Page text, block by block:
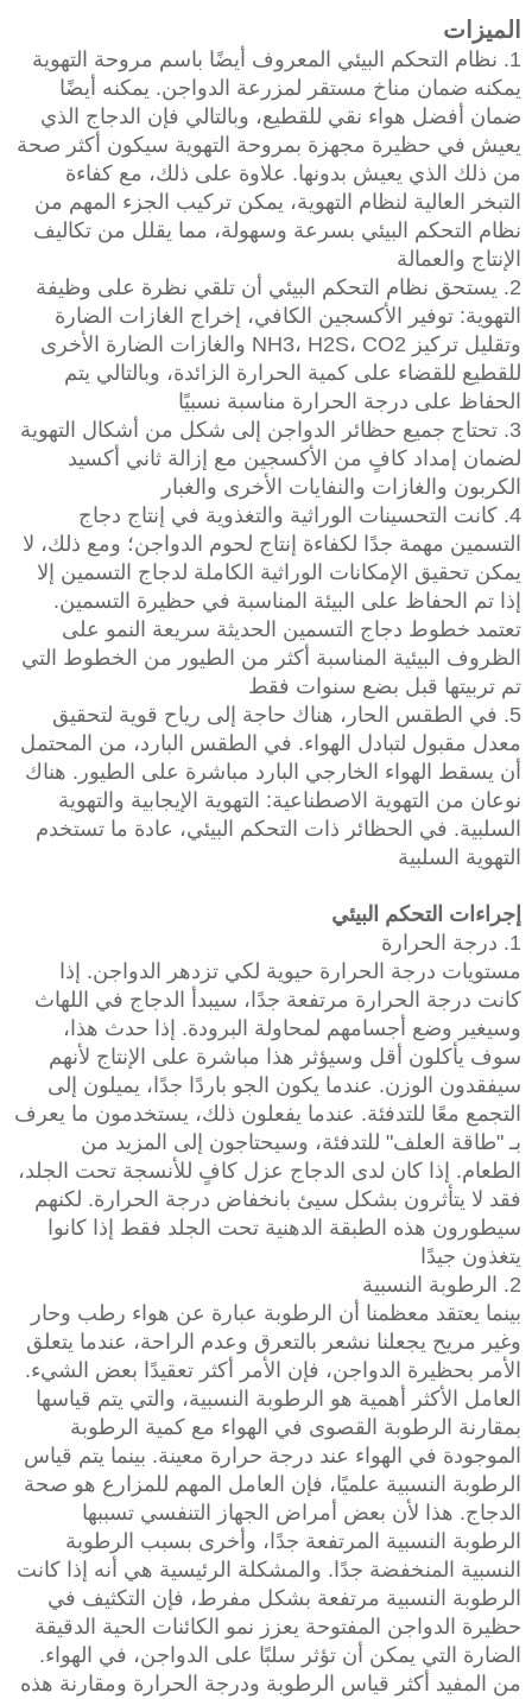
الميزات
1. نظام التحكم البيئي المعروف أيضًا باسم مروحة التهوية
يمكنه ضمان مناخ مستقر لمزرعة الدواجن. يمكنه أيضًا
ضمان أفضل هواء نقي للقطيع، وبالتالي فإن الدجاج الذي
يعيش في حظيرة مجهزة بمروحة التهوية سيكون أكثر صحة
من ذلك الذي يعيش بدونها. علاوة على ذلك، مع كفاءة
التبخر العالية لنظام التهوية، يمكن تركيب الجزء المهم من
نظام التحكم البيئي بسرعة وسهولة، مما يقلل من تكاليف
الإنتاج والعمالة
2. يستحق نظام التحكم البيئي أن تلقي نظرة على وظيفة
التهوية: توفير الأكسجين الكافي، إخراج الغازات الضارة
وتقليل تركيز NH3، H2S، CO2 والغازات الضارة الأخرى
للقطيع للقضاء على كمية الحرارة الزائدة، وبالتالي يتم
الحفاظ على درجة الحرارة مناسبة نسبيًا
3. تحتاج جميع حظائر الدواجن إلى شكل من أشكال التهوية
لضمان إمداد كافٍ من الأكسجين مع إزالة ثاني أكسيد
الكربون والغازات والنفايات الأخرى والغبار
4. كانت التحسينات الوراثية والتغذوية في إنتاج دجاج
التسمين مهمة جدًا لكفاءة إنتاج لحوم الدواجن؛ ومع ذلك، لا
يمكن تحقيق الإمكانات الوراثية الكاملة لدجاج التسمين إلا
إذا تم الحفاظ على البيئة المناسبة في حظيرة التسمين.
تعتمد خطوط دجاج التسمين الحديثة سريعة النمو على
الظروف البيئية المناسبة أكثر من الطيور من الخطوط التي
تم تربيتها قبل بضع سنوات فقط
5. في الطقس الحار، هناك حاجة إلى رياح قوية لتحقيق
معدل مقبول لتبادل الهواء. في الطقس البارد، من المحتمل
أن يسقط الهواء الخارجي البارد مباشرة على الطيور. هناك
نوعان من التهوية الاصطناعية: التهوية الإيجابية والتهوية
السلبية. في الحظائر ذات التحكم البيئي، عادة ما تستخدم
التهوية السلبية
إجراءات التحكم البيئي
1. درجة الحرارة
مستويات درجة الحرارة حيوية لكي تزدهر الدواجن. إذا
كانت درجة الحرارة مرتفعة جدًا، سيبدأ الدجاج في اللهاث
وسيغير وضع أجسامهم لمحاولة البرودة. إذا حدث هذا،
سوف يأكلون أقل وسيؤثر هذا مباشرة على الإنتاج لأنهم
سيفقدون الوزن. عندما يكون الجو باردًا جدًا، يميلون إلى
التجمع معًا للتدفئة. عندما يفعلون ذلك، يستخدمون ما يعرف
بـ "طاقة العلف" للتدفئة، وسيحتاجون إلى المزيد من
الطعام. إذا كان لدى الدجاج عزل كافٍ للأنسجة تحت الجلد،
فقد لا يتأثرون بشكل سيئ بانخفاض درجة الحرارة. لكنهم
سيطورون هذه الطبقة الدهنية تحت الجلد فقط إذا كانوا
يتغذون جيدًا
2. الرطوبة النسبية
بينما يعتقد معظمنا أن الرطوبة عبارة عن هواء رطب وحار
وغير مريح يجعلنا نشعر بالتعرق وعدم الراحة، عندما يتعلق
الأمر بحظيرة الدواجن، فإن الأمر أكثر تعقيدًا بعض الشيء.
العامل الأكثر أهمية هو الرطوبة النسبية، والتي يتم قياسها
بمقارنة الرطوبة القصوى في الهواء مع كمية الرطوبة
الموجودة في الهواء عند درجة حرارة معينة. بينما يتم قياس
الرطوبة النسبية علميًا، فإن العامل المهم للمزارع هو صحة
الدجاج. هذا لأن بعض أمراض الجهاز التنفسي تسببها
الرطوبة النسبية المرتفعة جدًا، وأخرى بسبب الرطوبة
النسبية المنخفضة جدًا. والمشكلة الرئيسية هي أنه إذا كانت
الرطوبة النسبية مرتفعة بشكل مفرط، فإن التكثيف في
حظيرة الدواجن المفتوحة يعزز نمو الكائنات الحية الدقيقة
الضارة التي يمكن أن تؤثر سلبًا على الدواجن، في الهواء.
من المفيد أكثر قياس الرطوبة ودرجة الحرارة ومقارنة هذه